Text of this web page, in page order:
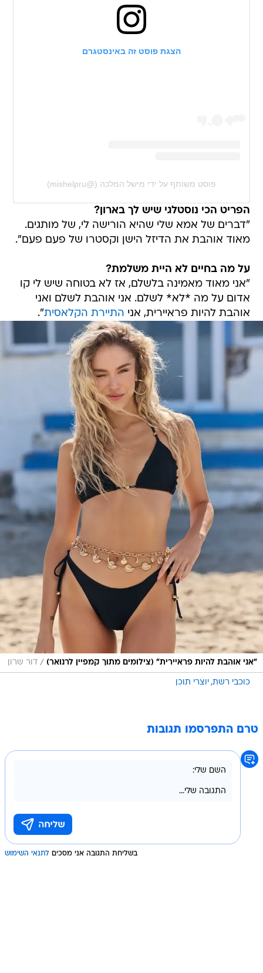
הצגת פוסט זה באינסטגרם
פוסט משותף על ידי ‏‎מישל המלכה‎‏ (@‏‎mishelpru‎‏)
הפריט הכי נוסטלגי שיש לך בארון?
"דברים של אמא שלי שהיא הורישה לי, של מותגים.
מאוד אוהבת את הדיזל הישן וקסטרו של פעם פעם".
על מה בחיים לא היית משלמת?
"אני מאוד מאמינה בלשלם, אז לא בטוחה שיש לי קו
אדום על מה *לא* לשלם. אני אוהבת לשלם ואני
אוהבת להיות פראיירית, אני התיירת הקלאסית".
"אני אוהבת להיות פראיירית" (צילומים מתוך קמפיין לרנואר) / דור שרון
כוכבי רשת יוצרי תוכן
טרם התפרסמו תגובות
בשליחת התגובה אני מסכים לתנאי השימוש